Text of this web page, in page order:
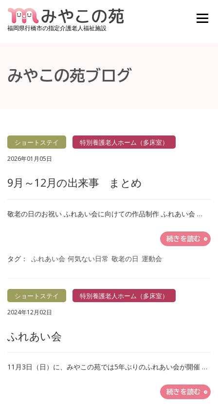
コンテンツへスキップ
福岡県行橋市の指定介護老人福祉施設
メニュ
お知らせ みやこの苑ブログ
みやこの苑ブログ
ショートステイ 特別養護老人ホーム（多床室）
2026年01月05日
9月～12月の出来事 まとめ
敬老の日のお祝い ふれあい会に向けての作品制作 ふれあい会 …
続きを読む
タグ： ふれあい会 何気ない日常 敬老の日 運動会
ショートステイ 特別養護老人ホーム（多床室）
2024年12月02日
ふれあい会
11月3日（日）に、みやこの苑では5年ぶりのふれあい会が開催 …
続きを読む